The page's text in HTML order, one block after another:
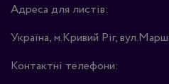
Адреса для листів:
Україна, м.Кривий Ріг,
Контактні телефони: